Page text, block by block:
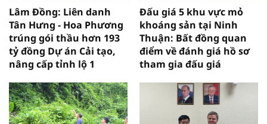
Lâm Đồng: Liên danh
Tân Hưng - Hoa Phương
trúng gói thầu hơn 193
tỷ đồng Dự án Cải tạo,
nâng cấp tỉnh lộ 1
Đấu giá 5 khu vực mỏ
khoáng sản tại Ninh
Thuận: Bất đồng quan
điểm về đánh giá hồ sơ
tham gia đấu giá